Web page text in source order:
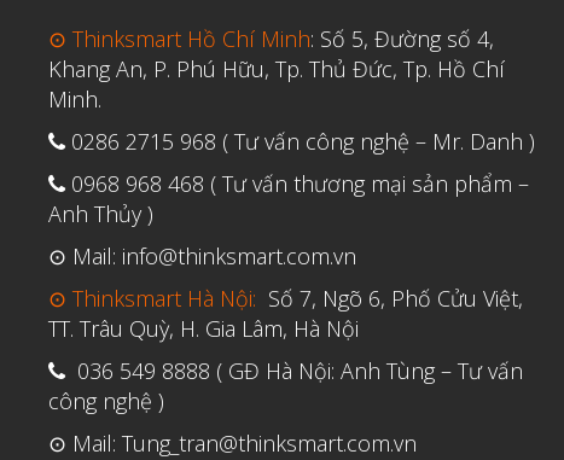
⊙ Thinksmart Hồ Chí Minh: Số 5, Đường số 4,
Khang An, P. Phú Hữu, Tp. Thủ Đức, Tp. Hồ Chí
Minh.
0286 2715 968 ( Tư vấn công nghệ – Mr. Danh )
0968 968 468 ( Tư vấn thương mại sản phẩm –
Anh Thủy )
⊙ Mail: info@thinksmart.com.vn
⊙ Thinksmart Hà Nội: Số 7, Ngõ 6, Phố Cửu Việt,
TT. Trâu Quỳ, H. Gia Lâm, Hà Nội
036 549 8888 ( GĐ Hà Nội: Anh Tùng – Tư vấn
công nghệ )
⊙ Mail: Tung_tran@thinksmart.com.vn